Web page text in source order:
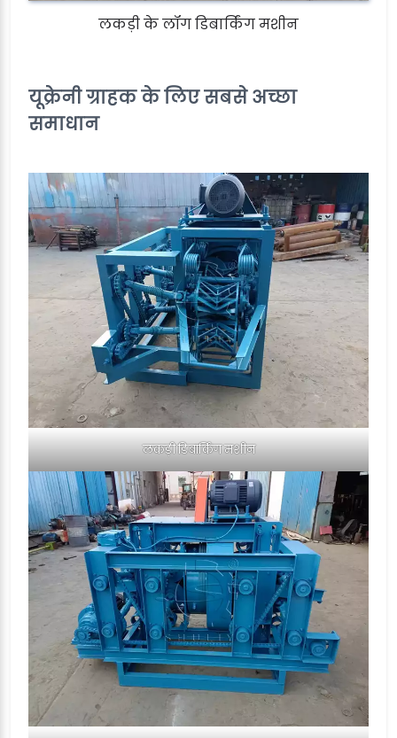
लकड़ी के लॉग डिबार्किंग मशीन
यूक्रेनी ग्राहक के लिए सबसे अच्छा
समाधान
लकड़ी डिबार्किंग मशीन